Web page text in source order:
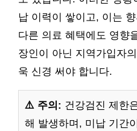
납 이력이 쌓이고, 이는
다른 의료 혜택에도 영향
장인이 아닌 지역가입자
욱 신경 써야 합니다.
⚠️ 주의: 건강검진 제한
해 발생하며, 미납 기간